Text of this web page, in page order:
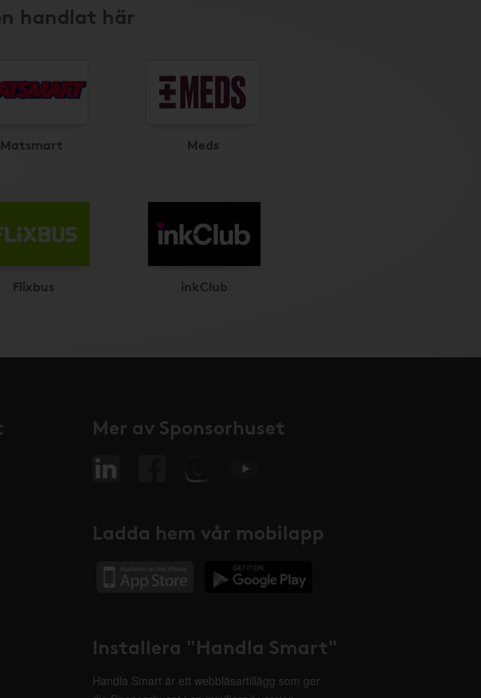
handlat här
Matsmart Meds
Flixbus inkClub
Mer av Sponsorhuset
Ladda hem vår mobilapp
Installera "Handla Smart"
Handla Smart är ett webbläsartillägg som ger